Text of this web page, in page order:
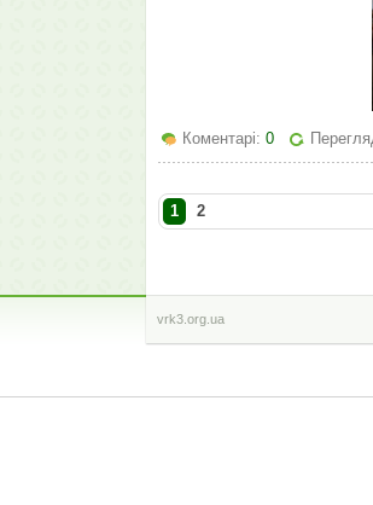
Коментарі: 0
1 2
vrk3.org.ua